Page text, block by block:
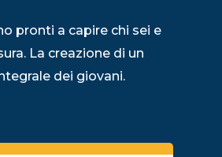
pronti a capire chi sei e
La creazione di un
dei giovani.